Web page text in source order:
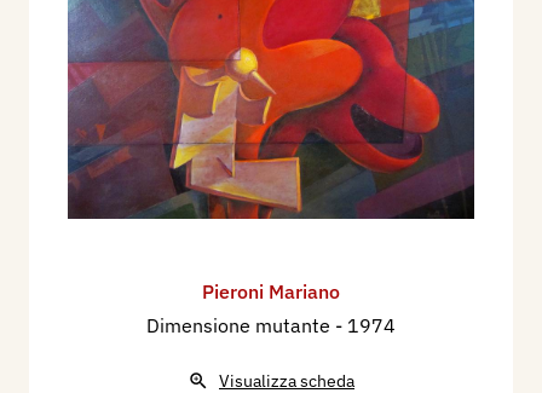
Pieroni Mariano
Dimensione mutante - 1974
Visualizza scheda